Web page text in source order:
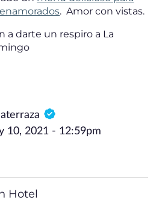
. Amor con vistas.
a darte un respiro a La
10, 2021 - 12:59pm
Hotel